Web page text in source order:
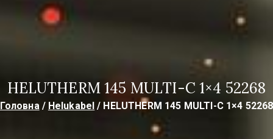
HELUTHERM 145 MULTI-C 1×4 52268
Головна Helukabel HELUTHERM 145 MULTI-C 1×4 52268